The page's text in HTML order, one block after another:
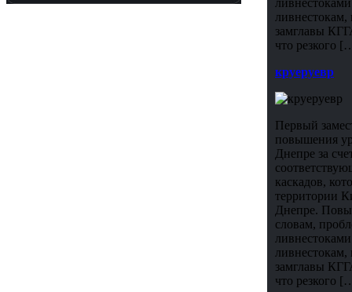
замглавы
что резкого
круеруевр
Первый
повышения
Днепре за
каскадов,
территории
Днепре.
словам,
замглавы
что резкого